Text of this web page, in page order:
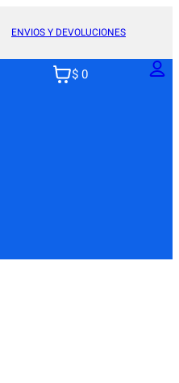
ENVIOS Y DEVOLUCIONES
$ 0